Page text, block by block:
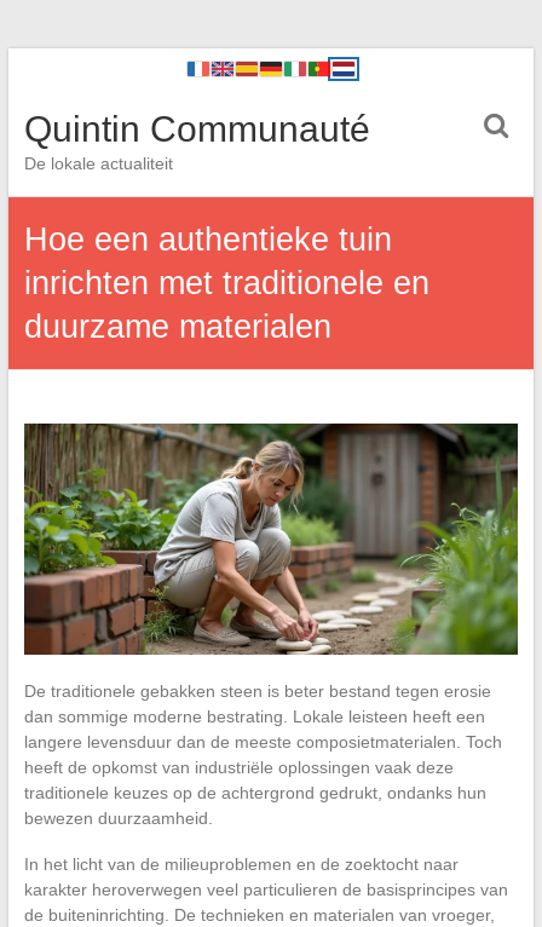
Quintin Communauté
De lokale actualiteit
Hoe een authentieke tuin
inrichten met traditionele en
duurzame materialen
De traditionele gebakken steen is beter bestand tegen erosie
dan sommige moderne bestrating. Lokale leisteen heeft een
langere levensduur dan de meeste composietmaterialen. Toch
heeft de opkomst van industriële oplossingen vaak deze
traditionele keuzes op de achtergrond gedrukt, ondanks hun
bewezen duurzaamheid.
In het licht van de milieuproblemen en de zoektocht naar
karakter heroverwegen veel particulieren de basisprincipes van
de buiteninrichting. De technieken en materialen van vroeger,